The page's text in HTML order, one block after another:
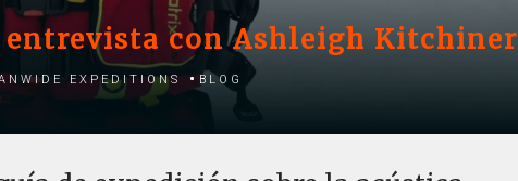
con Ashleigh Kitchiner
Expeditions Blog